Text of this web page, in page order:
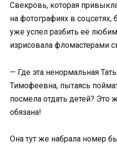
Свекровь, которая
на фотографиях в
уже успел разбить её
изрисовала фломастерами
— Где эта ненормальная
Тимофеевна, пытаясь
посмела отдать детей? Это
обязана!
Она тут же набрала номер